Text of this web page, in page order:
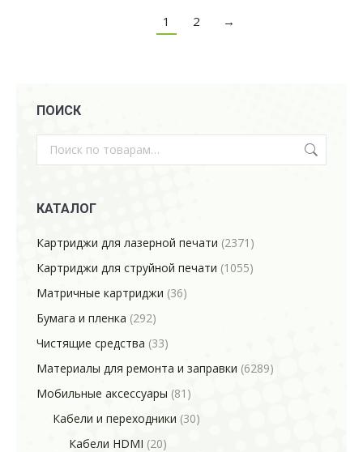
1 2 →
ПОИСК
КАТАЛОГ
Картриджи для лазерной печати (2371)
Картриджи для струйной печати (1055)
Матричные картриджи (36)
Бумага и пленка (292)
Чистящие средства (33)
Материалы для ремонта и заправки (6289)
Мобильные аксессуары (81)
Кабели и переходники (30)
Кабели HDMI (20)